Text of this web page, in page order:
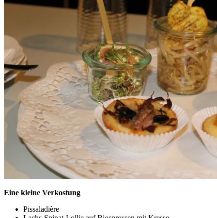
Eine kleine Verkostung
Pissaladière